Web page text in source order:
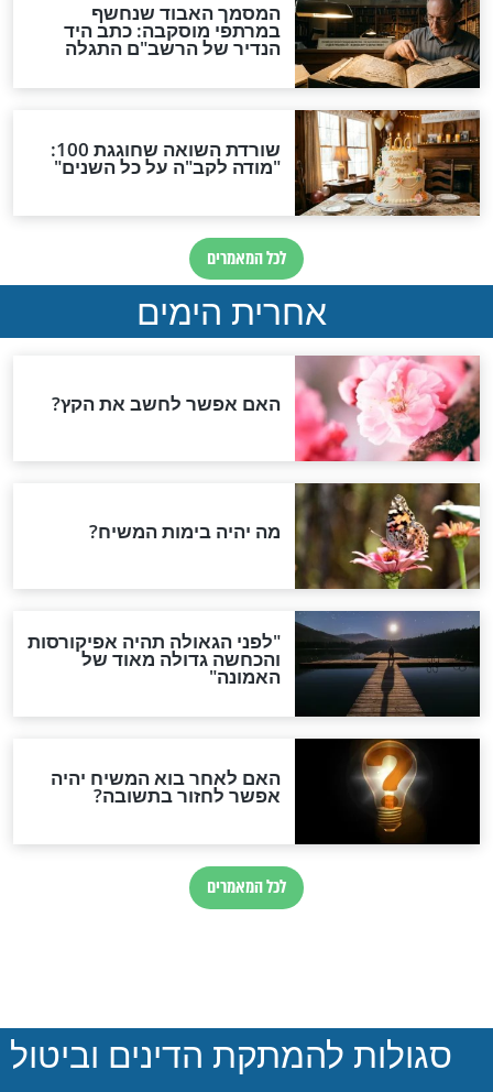
אדם הוא עולם
עת רצון אדירה לימי בין
כיצד נגרום
של השנה הזו
שנה חדשה
אמונה וביטחון
"אתה בן של מלך, אצלך
חדשות יהדות
הותר לפרסום: לוחמי מילואים
נהרגו בדרום לבנון
ההסכם החשאי של טראמפ
ואיראן: בלי שקיפות ועם הרבה
סימני שאלה
במרתפי מוסקבה: כתב היד
הנדיר של הרשב"ם התגלה